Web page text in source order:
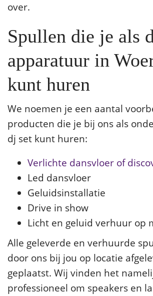
over.
Spullen die je als
apparatuur in
kunt huren
We noemen je een aantal
producten die je bij ons als
dj set kunt huren:
Verlichte dansvloer of
Led dansvloer
Geluidsinstallatie
Drive in show
Licht en geluid verhuur op
Alle geleverde en verhuurde
door ons bij jou op locatie
geplaatst. Wij vinden het
professioneel om speakers en